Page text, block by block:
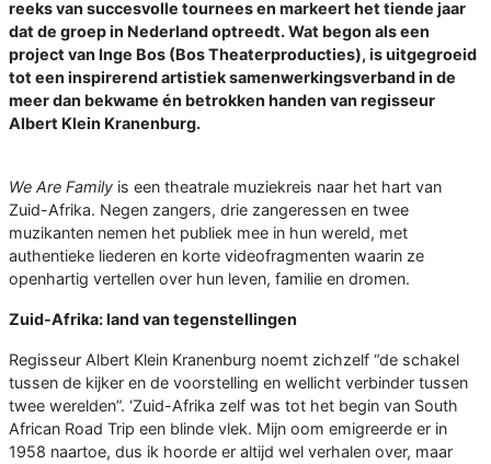
reeks van succesvolle tournees en markeert het tiende jaar
dat de groep in Nederland optreedt. Wat begon als een
project van Inge Bos (Bos Theaterproducties), is uitgegroeid
tot een inspirerend artistiek samenwerkingsverband in de
meer dan bekwame én betrokken handen van regisseur
Albert Klein Kranenburg.
We Are Family is een theatrale muziekreis naar het hart van
Zuid-Afrika. Negen zangers, drie zangeressen en twee
muzikanten nemen het publiek mee in hun wereld, met
authentieke liederen en korte videofragmenten waarin ze
openhartig vertellen over hun leven, familie en dromen.
Zuid-Afrika: land van tegenstellingen
Regisseur Albert Klein Kranenburg noemt zichzelf “de schakel
tussen de kijker en de voorstelling en wellicht verbinder tussen
twee werelden”. ‘Zuid-Afrika zelf was tot het begin van South
African Road Trip een blinde vlek. Mijn oom emigreerde er in
1958 naartoe, dus ik hoorde er altijd wel verhalen over, maar